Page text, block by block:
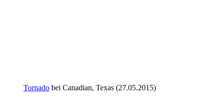
Tornado bei Canadian, Texas (27.05.2015)